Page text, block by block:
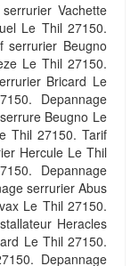
Vachette
Le Thil 27150.
serrurier Beugno
Le Thil 27150.
Bricard Le
Depannage
Beugno Le
Thil 27150. Tarif
Hercule Le Thil
Depannage
serrurier Abus
Le Thil 27150.
Heracles
Le Thil 27150.
Depannage